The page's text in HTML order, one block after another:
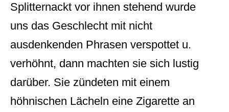
Splitternackt vor ihnen stehend wurde
uns das Geschlecht mit nicht
ausdenkenden Phrasen verspottet u.
verhöhnt, dann machten sie sich lustig
darüber. Sie zündeten mit einem
höhnischen Lächeln eine Zigarette an